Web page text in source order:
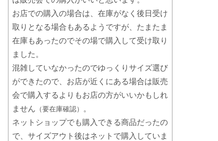
お店での購入の場合は、在庫がなく後日受け
取りとなる場合もあるようですが、たまたま
在庫もあったのでその場で購入して受け取り
ました。
混雑していなかったのでゆっくりサイズ選び
ができたので、お店が近くにある場合は販売
会で購入するよりもお店の方がいいかもしれ
ません （要在庫確認）
。
ネットショップでも購入できる商品だったの
で、サイズアウト後はネットで購入していま